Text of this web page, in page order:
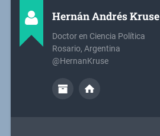
Hernán Andrés Kruse
Doctor en Ciencia Política
Rosario, Argentina
@HernanKruse